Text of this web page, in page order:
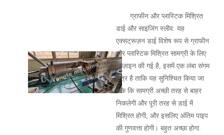
ग्राफीन और प्लास्टिक मिश्रित
डाई और साइजिंग स्लीव: यह
एक्सट्रूज़न डाई विशेष रूप से ग्राफीन
और प्लास्टिक मिश्रित सामग्री के लिए
डिज़ाइन की गई है, इसमें एक लंबा संगम
क्षेत्र है ताकि यह सुनिश्चित किया जा
सके कि सामग्री अच्छी तरह से बाहर
निकलेगी और पूरी तरह से डाई में
मिश्रित होगी, और इसलिए अंतिम पाइप
की गुणवत्ता होगी। बहुत अच्छा होगा.